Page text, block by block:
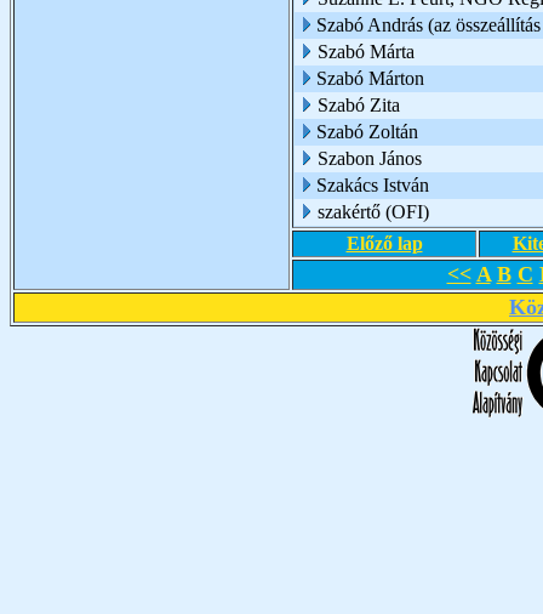
Szabó András (az
Szabó Márta
Szabó Márton
Szabó Zita
Szabó Zoltán
Szabon János
Szakács István
szakértő (OFI)
Előző lap
<< A B C